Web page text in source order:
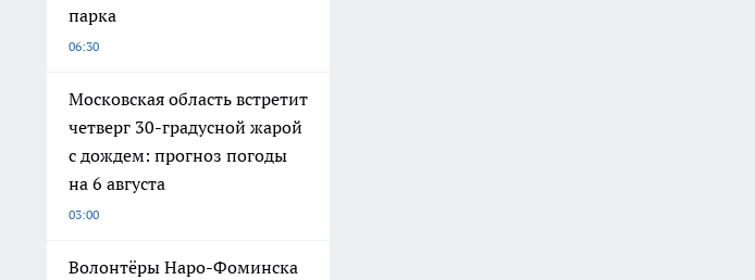
парка
06:30
Московская область встретит
четверг 30-градусной жарой
с дождем: прогноз погоды
на 6 августа
03:00
Волонтёры Наро-Фоминска